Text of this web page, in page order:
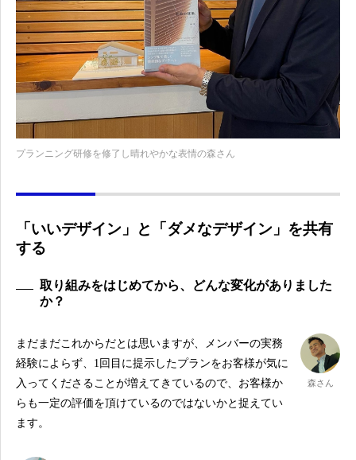
プランニング研修を修了し晴れやかな表情の森さん
「いいデザイン」と「ダメなデザイン」を共有
する
取り組みをはじめてから、どんな変化がありました
か？
森さん
まだまだこれからだとは思いますが、メンバーの実務
経験によらず、1回目に提示したプランをお客様が気に
入ってくださることが増えてきているので、お客様か
らも一定の評価を頂けているのではないかと捉えてい
ます。